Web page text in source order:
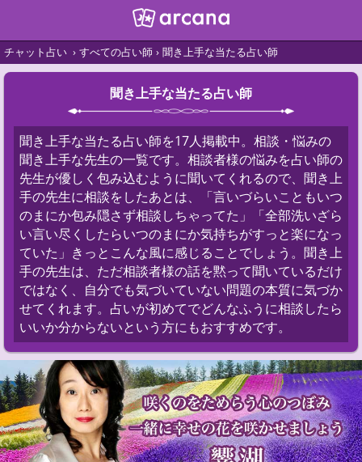
チャット占い すべての占い師 聞き上手な当たる占い師
聞き上手な当たる占い師
聞き上手な当たる占い師を17人掲載中。相談・悩みの
聞き上手な先生の一覧です。相談者様の悩みを占い師の
先生が優しく包み込むように聞いてくれるので、聞き上
手の先生に相談をしたあとは、「言いづらいこともいつ
のまにか包み隠さず相談しちゃってた」「全部洗いざら
い言い尽くしたらいつのまにか気持ちがすっと楽になっ
ていた」きっとこんな風に感じることでしょう。聞き上
手の先生は、ただ相談者様の話を黙って聞いているだけ
ではなく、自分でも気づいていない問題の本質に気づか
せてくれます。占いが初めてでどんなふうに相談したら
いいか分からないという方にもおすすめです。